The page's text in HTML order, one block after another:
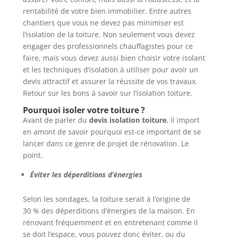
rentabilité de votre bien immobilier. Entre autres
chantiers que vous ne devez pas minimiser est
l’isolation de la toiture. Non seulement vous devez
engager des professionnels chauffagistes pour ce
faire, mais vous devez aussi bien choisir votre isolant
et les techniques d’isolation à utiliser pour avoir un
devis attractif et assurer la réussite de vos travaux.
Retour sur les bons à savoir sur l’isolation toiture.
Pourquoi isoler votre toiture ?
Avant de parler du devis isolation toiture, il import
en amont de savoir pourquoi est-ce important de se
lancer dans ce genre de projet de rénovation. Le
point.
Éviter les déperditions d’énergies
Selon les sondages, la toiture serait à l’origine de
30 % des déperditions d’énergies de la maison. En
rénovant fréquemment et en entretenant comme il
se doit l’espace, vous pouvez donc éviter, ou du